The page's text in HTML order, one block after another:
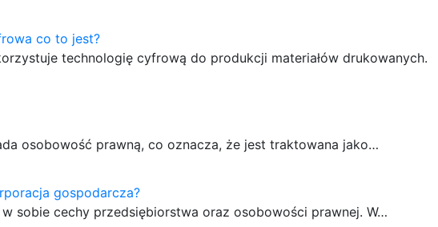
co to jest?
technologię cyfrową do produkcji materiałów drukowanych.
osobowość prawną, co oznacza, że jest traktowana jako…
gospodarcza?
sobie cechy przedsiębiorstwa oraz osobowości prawnej. W…